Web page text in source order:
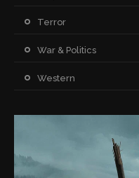
Terror
War & Politics
Western